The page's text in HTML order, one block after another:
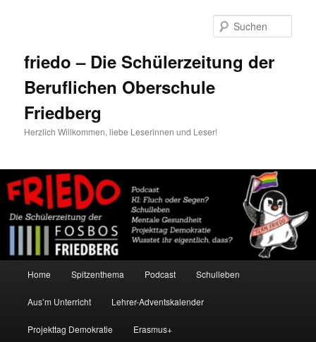
friedo – Die Schülerzeitung der
Beruflichen Oberschule
Friedberg
Herzlich Willkommen, liebe Leserinnen und Leser!
Home Spitzenthema Podcast Schulleben
Aus’m Unterricht Lehrer-Adventskalender
Projekttag Demokratie Erasmus+